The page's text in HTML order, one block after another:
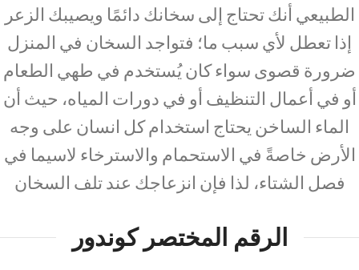
الطبيعي أنك تحتاج إلى سخانك دائمًا ويصيبك الزعر
إذا تعطل لأي سبب ما؛ فتواجد السخان في المنزل
ضرورة قصوى سواء كان يُستخدم في طهي الطعام
أو في أعمال التنظيف أو في دورات المياه، حيث أن
الماء الساخن يحتاج استخدام كل انسان على وجه
الأرض خاصةً في الاستحمام والاسترخاء لاسيما في
فصل الشتاء، لذا فإن انزعاجك عند تلف السخان
الرقم المختصر كوندور